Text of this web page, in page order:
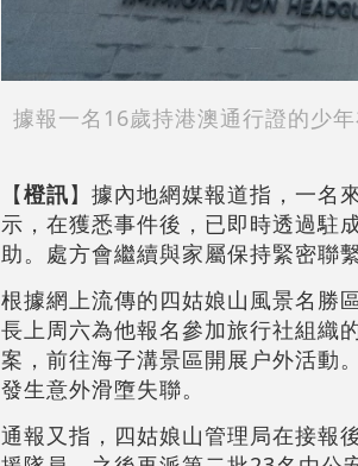
據報一名16歲持港澳通行證的少
【橙訊】據內地網媒報道指，一名
示，在獲悉事件後，已即時透過駐
助。處方會繼續與家屬保持緊密聯
根據網上流傳的四姑娘山風景名勝
長上周六為他報名參加旅行社組織
案，前往海子溝景區開展户外活動
發生意外滑墮失聯。
通報又指，四姑娘山管理局在接報